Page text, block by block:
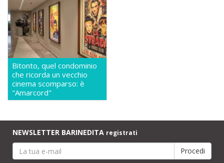
Bitonto, quel condominio
che ricorda un vecchio
cinema scomparso: è
"Amarcord"
NEWSLETTER BARINEDITA registrati